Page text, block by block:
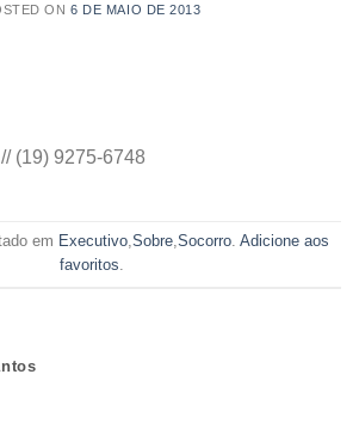
ON6 DE MAIO DE 2013
(19) 9275-6748
em Executivo Sobre Socorro Adicione aos
favoritos